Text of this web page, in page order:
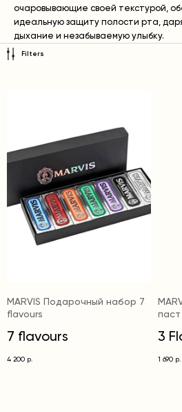
очаровывающие своей текстурой,
идеальную защиту полости рта,
дыхание и незабываемую улыбку.
Filters
MARVIS Подарочный набор 7
flavours
7 flavours
4 200 р.
паст
3
1 690 р.